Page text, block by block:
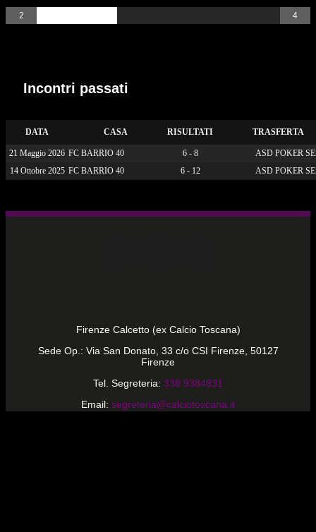
2 4
Incontri passati
DATA CASA RISULTATI TRASFERTA
21 Maggio 2026 FC BARRIO 40 6 - 8
ASD POKER
14 Ottobre 2025 FC BARRIO 40 6 - 12 ASD POKER
Firenze Calcetto (ex Calcio Toscana)
Sede Op.: Via San Donato, 33 c/o CSI Firenze, 50127
Firenze
Tel. Segreteria: 338 9384831
Email: segreteria@calciotoscana.it